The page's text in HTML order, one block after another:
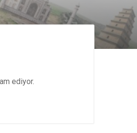
ediyor.